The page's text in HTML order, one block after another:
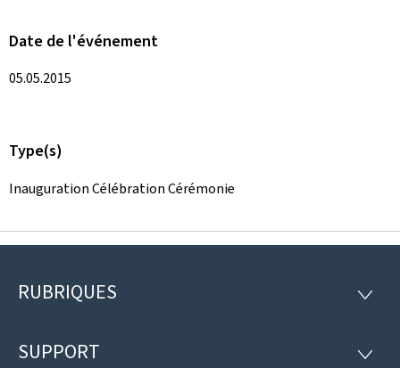
Date de l'événement
05.05.2015
Type(s)
Inauguration Célébration Cérémonie
Pied
RUBRIQUES
SUPPORT